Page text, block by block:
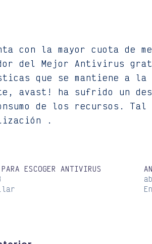
con la mayor cuota de
del Mejor Antivirus
que se mantiene a la
avast! ha sufrido un
de los recursos.
.
ESCOGER ANTIVIRUS